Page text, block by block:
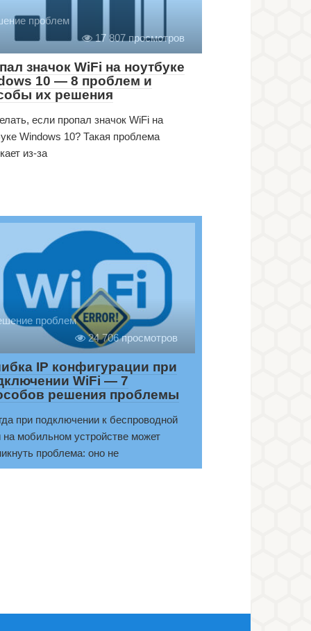
проблем
17 807 просмотров
значок WiFi на ноутбуке
10 — 8 проблем и
их решения
если пропал значок WiFi на
Windows 10? Такая проблема
из-за
проблем
24 706 просмотров
IP конфигурации при
WiFi — 7
решения проблемы
при подключении к беспроводной
на мобильном устройстве может
проблема: оно не